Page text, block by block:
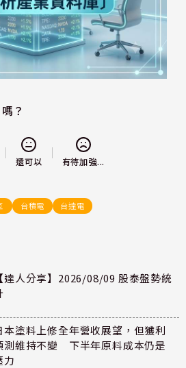
？
還可以 有待加強...
台積電 台達電
【達人分享】2026/08/09 股泰盤勢統
本塗料上修全年營收展望，但獲利
測維持不變 下半年原料成本仍是
力